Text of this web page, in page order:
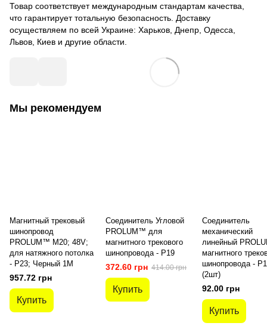
Товар соответствует международным стандартам качества,
что гарантирует тотальную безопасность. Доставку
осуществляем по всей Украине: Харьков, Днепр, Одесса,
Львов, Киев и другие области.
Мы рекомендуем
Магнитный трековый
шинопровод
PROLUM™ M20; 48V;
для натяжного потолка
- P23; Черный 1M
957.72 грн
Купить
Соединитель Угловой
PROLUM™ для
магнитного трекового
шинопровода - P19
372.60 грн 414.00 грн
Купить
Соединитель
механический
линейный
магнитного
шинопровода -
(2шт)
92.00 грн
Купить